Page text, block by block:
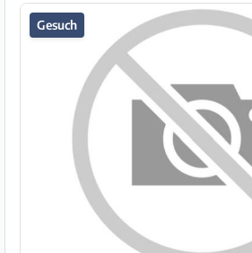
Gesuch